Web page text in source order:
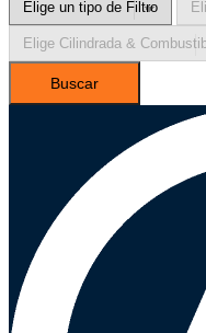
selladores
Buscar